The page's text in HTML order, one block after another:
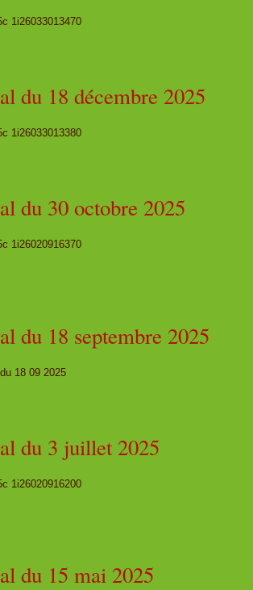
1i26033013470
du 18 décembre 2025
1i26033013380
du 30 octobre 2025
1i26020916370
du 18 septembre 2025
18 09 2025
du 3 juillet 2025
1i26020916200
du 15 mai 2025